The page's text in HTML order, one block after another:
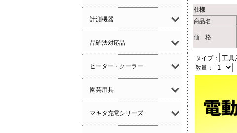
計測機器
品確法対応品
ヒーター・クーラー
園芸用具
マキタ充電シリーズ
仕様
商品名
価 格
タイプ：
数量：